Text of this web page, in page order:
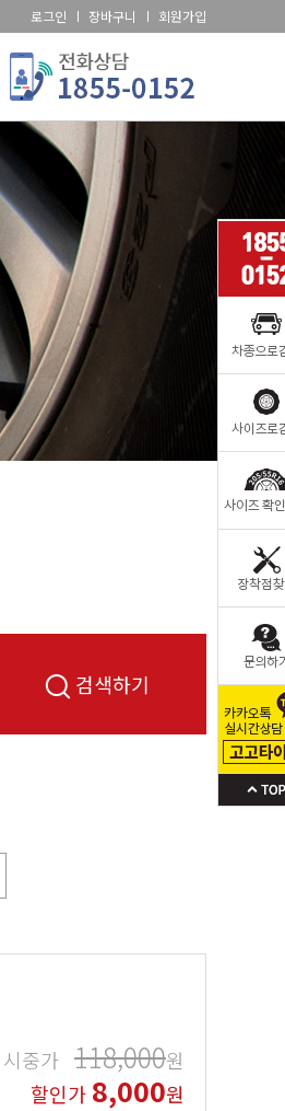
로그인 장바구니 회원가입
검색하기
시중가 118,000원
할인가 8,000원